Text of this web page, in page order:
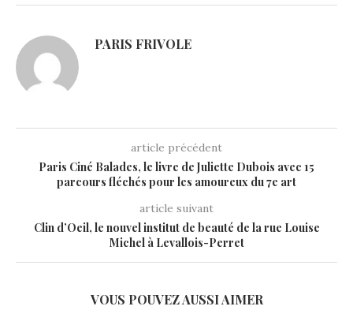
PARIS FRIVOLE
article précédent
Paris Ciné Balades, le livre de Juliette Dubois avec 15
parcours fléchés pour les amoureux du 7e art
article suivant
Clin d’Oeil, le nouvel institut de beauté de la rue Louise
Michel à Levallois-Perret
VOUS POUVEZ AUSSI AIMER